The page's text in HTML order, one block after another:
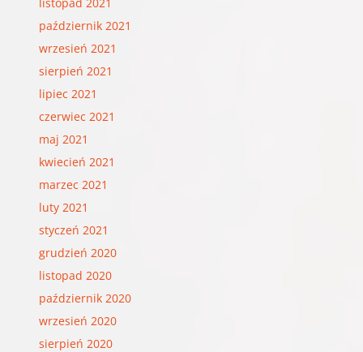
październik 2021
wrzesień 2021
sierpień 2021
lipiec 2021
czerwiec 2021
maj 2021
kwiecień 2021
marzec 2021
luty 2021
styczeń 2021
grudzień 2020
listopad 2020
październik 2020
wrzesień 2020
sierpień 2020